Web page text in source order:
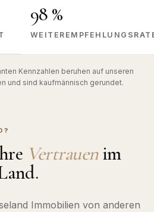
98 %
Kennzahlen beruhen auf unseren
und sind kaufmännisch gerundet.
Vertrauenim
Immobilien von anderen